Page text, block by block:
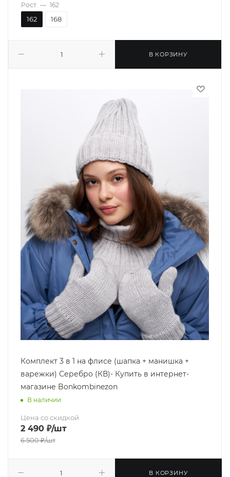
В КОРЗИНУ
Рост — 162
162 168
Комплект 3 в 1 на флисе (шапка + манишка +
варежки) Серебро (КВ)- Купить в интернет-
магазине Bonkombinezon
В наличии
Цена со скидкой
2 490 ₽/шт
6 500₽/шт
В КОРЗИНУ